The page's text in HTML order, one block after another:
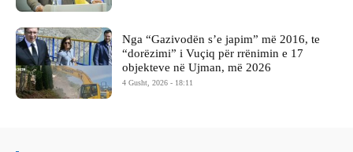
Nga “Gazivodën s’e japim” më 2016, te
“dorëzimi” i Vuçiq për rrënimin e 17
objekteve në Ujman, më 2026
4 Gusht, 2026 - 18:11